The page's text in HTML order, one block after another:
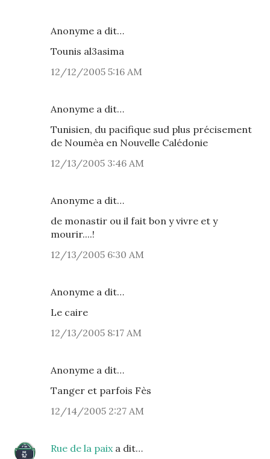
Anonyme a dit…
Tounis al3asima
12/12/2005 5:16 AM
Anonyme a dit…
Tunisien, du pacifique sud plus précisement
de Noumèa en Nouvelle Calédonie
12/13/2005 3:46 AM
Anonyme a dit…
de monastir ou il fait bon y vivre et y
mourir....!
12/13/2005 6:30 AM
Anonyme a dit…
Le caire
12/13/2005 8:17 AM
Anonyme a dit…
Tanger et parfois Fès
12/14/2005 2:27 AM
Rue de la paixa dit…